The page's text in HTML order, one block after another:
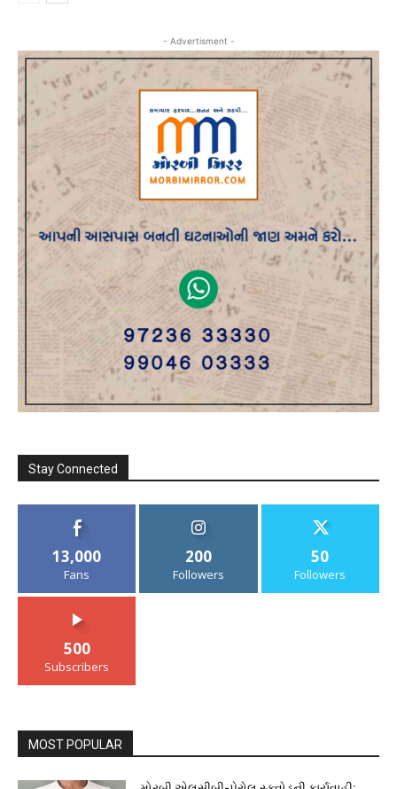
- Advertisment -
Stay Connected
13,000
Fans
200
Followers
50
Followers
500
Subscribers
MOST POPULAR